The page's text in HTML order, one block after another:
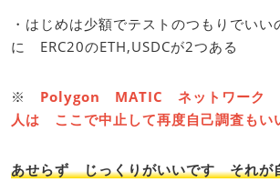
・はじめは少額でテストのつもりでい
に ERC20のETH,USDCが2つある
※ Polygon MATIC ネットワーク
人は ここで中止して再度自己調査もい
あせらず じっくりがいいです それが